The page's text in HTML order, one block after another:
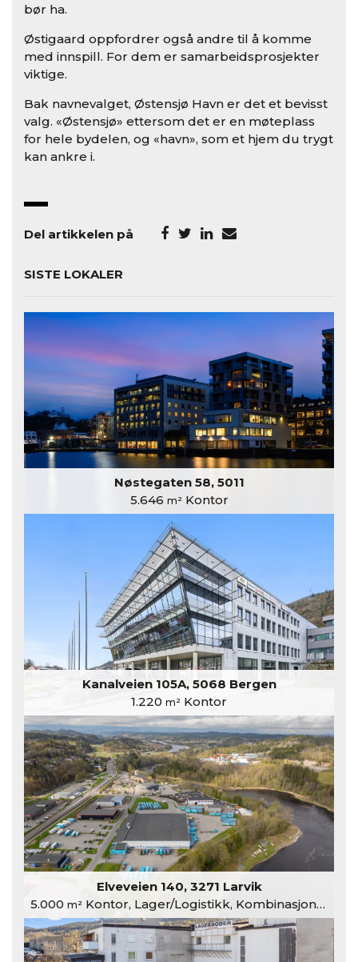
bør ha.
Østigaard oppfordrer også andre til å komme
med innspill. For dem er samarbeidsprosjekter
viktige.
Bak navnevalget, Østensjø Havn er det et bevisst
valg. «Østensjø» ettersom det er en møteplass
for hele bydelen, og «havn», som et hjem du trygt
kan ankre i.
Del artikkelen på
SISTE LOKALER
Nøstegaten 58, 5011
5.646 m²Kontor
Kanalveien 105A, 5068 Bergen
1.220 m² Kontor
Elveveien 140, 3271 Larvik
5.000 m²Kontor, Lager/Logistikk, Kombinasjonslokaler